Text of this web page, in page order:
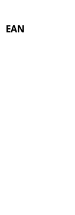
EAN